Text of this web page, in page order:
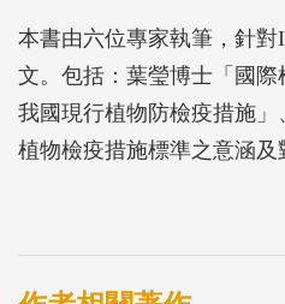
本書由六位專家執筆，針對
文。包括：葉瑩博士「國
我國現行植物防檢疫措施
植物檢疫措施標準之意涵
教授「ISPM 10建立非疫區
檢疫性有害生物風險分析
「ISPM 14以系統方法使用